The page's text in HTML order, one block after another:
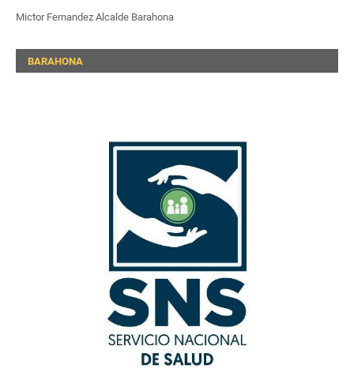
Mictor Fernandez Alcalde Barahona
BARAHONA